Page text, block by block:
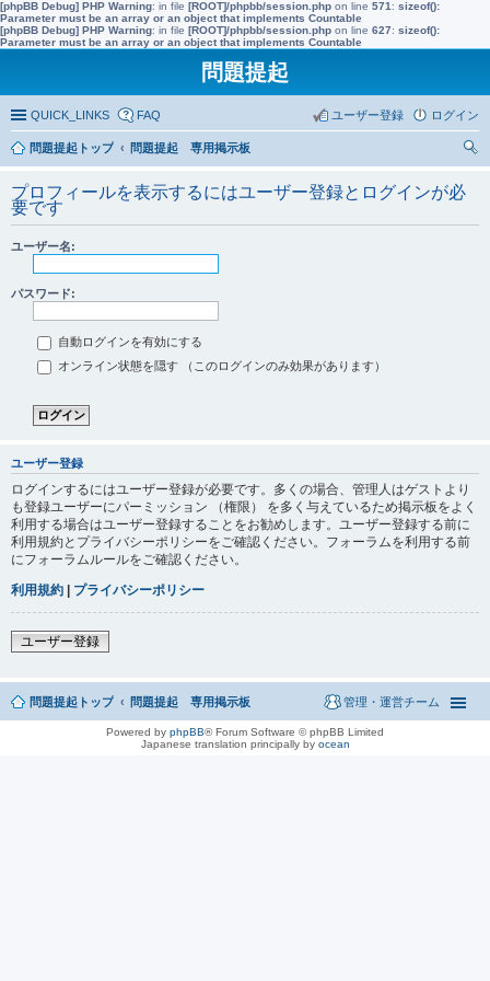
[phpBB Debug] PHP Warning: in file [ROOT]/phpbb/session.php on line 571 : sizeof():
Parameter must be an array or an object that implements Countable
[phpBB Debug] PHP Warning: in file [ROOT]/phpbb/session.php on line 627: sizeof():
Parameter must be an array or an object that implements Countable
問題提起
QUICK_LINKS FAQ ログイン
ユーザー登録
問題提起トップ
問題提起 専用掲示板
プロフィールを表示するにはユーザー登録とログインが必
要です
ユーザー名:
パスワード:
自動ログインを有効にする
オンライン状態を隠す （このログインのみ効果があります）
ユーザー登録
ログインするにはユーザー登録が必要です。多くの場合、管理人はゲストより
も登録ユーザーにパーミッション （権限） を多く与えているため掲示板をよく
利用する場合はユーザー登録することをお勧めします。ユーザー登録する前に
利用規約とプライバシーポリシーをご確認ください。フォーラムを利用する前
にフォーラムルールをご確認ください。
利用規約 | プライバシーポリシー
ユーザー登録
問題提起トップ 問題提起 専用掲示板 管理・運営チーム
Powered by phpBB® Forum Software © phpBB Limited
Japanese translation principally by ocean